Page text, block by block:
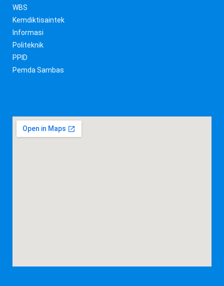
WBS
Kemdiktisaintek
Informasi
Politeknik
PPID
Pemda Sambas